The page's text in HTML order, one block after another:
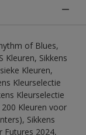
of Blues,
Kleuren, Sikkens
Kleuren,
Kleurselectie
Kleurselectie
Kleuren voor
Sikkens
Futures 2024,